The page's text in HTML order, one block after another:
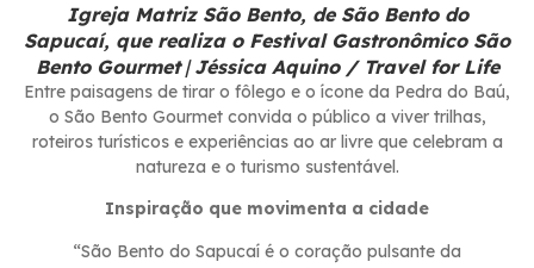
Igreja Matriz São Bento, de São Bento do
Sapucaí, que realiza o Festival Gastronômico São
Bento Gourmet|Jéssica Aquino / Travel for Life
Entre paisagens de tirar o fôlego e o ícone da Pedra do Baú,
o São Bento Gourmet convida o público a viver trilhas,
roteiros turísticos e experiências ao ar livre que celebram a
natureza e o turismo sustentável.
Inspiração que movimenta a cidade
“São Bento do Sapucaí é o coração pulsante da